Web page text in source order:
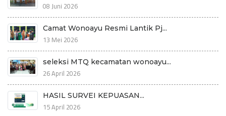
08 Juni 2026
Camat Wonoayu Resmi Lantik Pj...
13 Mei 2026
seleksi MTQ kecamatan wonoayu...
26 April 2026
HASIL SURVEI KEPUASAN...
15 April 2026